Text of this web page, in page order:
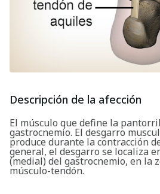
Descripción de la afección
El músculo que define la
gastrocnemio. El desgarro
produce durante la contracción
general, el desgarro se localiza
(medial) del gastrocnemio, en la
músculo-tendón.